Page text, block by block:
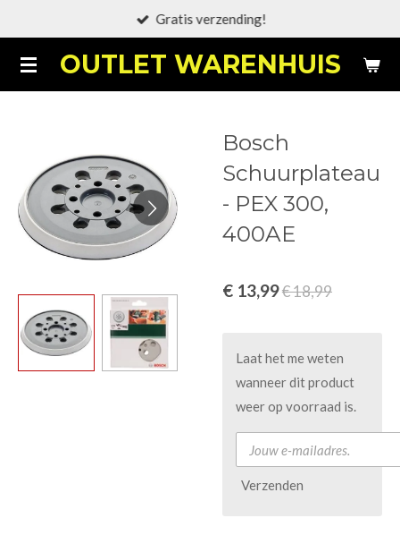
naar
de
OUTLET WARENHUIS
Gratis verzending!
Bosch
Schuurplateau
- PEX 300,
400AE
€ 13,99€ 18,99
Laat het me weten
wanneer dit product
weer op voorraad is.
Verzenden